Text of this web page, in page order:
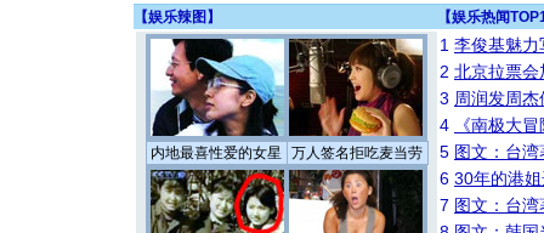
【娱乐辣图 】 【娱乐热闻
内地最喜性爱的女星 万人签名拒吃麦当劳
1 李俊基魅力
2 北京拉票
3 周润发周
4
《南极大
5 图文：台
6 30年的港
7 图文：台